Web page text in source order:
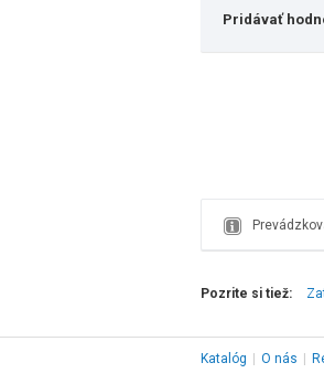
Pridávať
Pozrite si tiež:
Katalóg O nás